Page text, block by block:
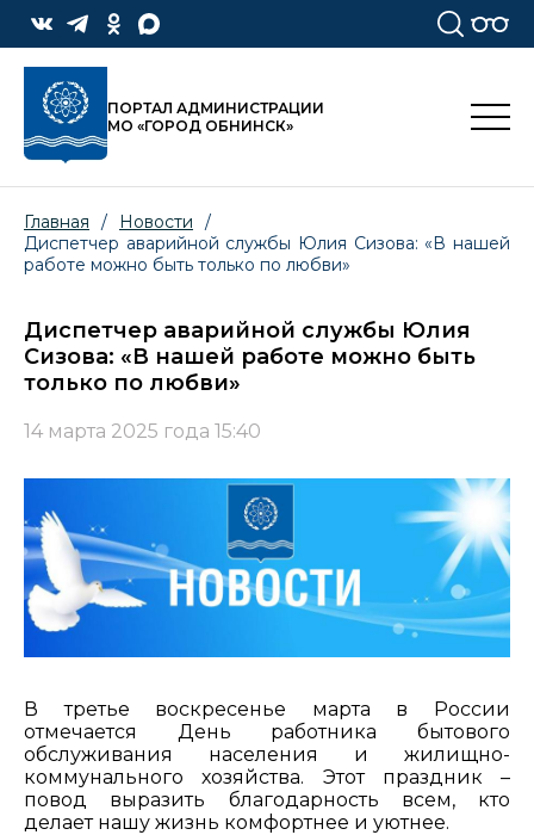
ПОРТАЛ АДМИНИСТРАЦИИ
МО «ГОРОД ОБНИНСК»
Главная / Новости
/
Диспетчер аварийной службы Юлия Сизова: «В нашей
работе можно быть только по любви»
Диспетчер аварийной службы Юлия
Сизова: «В нашей работе можно быть
только по любви»
14 марта 2025 года 15:40
В третье воскресенье марта в России
отмечается День работника бытового
обслуживания населения и жилищно-
коммунального хозяйства. Этот праздник –
повод выразить благодарность всем, кто
делает нашу жизнь комфортнее и уютнее.